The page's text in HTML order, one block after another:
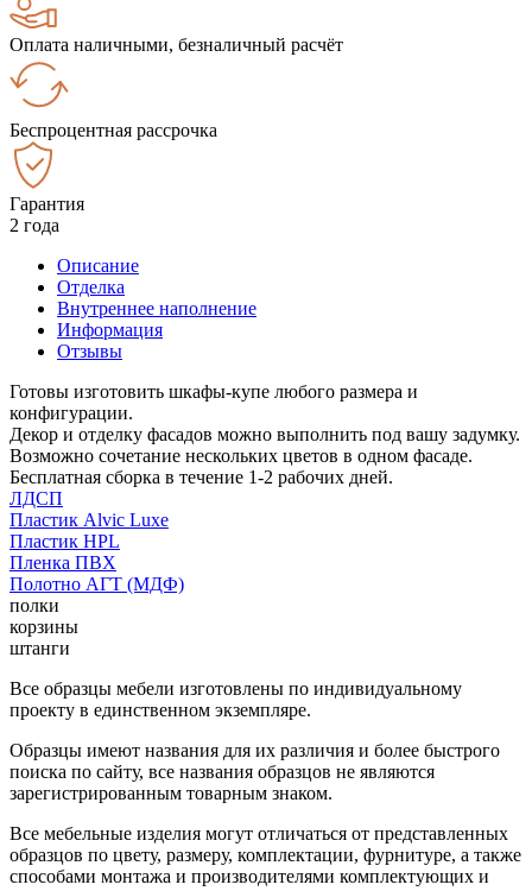
Оплата наличными, безналичный расчёт
Беспроцентная рассрочка
Гарантия
2 года
Описание
Отделка
Внутреннее наполнение
Информация
Отзывы
Готовы изготовить шкафы-купе любого размера и
конфигурации.
Декор и отделку фасадов можно выполнить под вашу задумку.
Возможно сочетание нескольких цветов в одном фасаде.
Бесплатная сборка в течение 1-2 рабочих дней.
ЛДСП
Пластик Alvic Luxe
Пластик HPL
Пленка ПВХ
Полотно АГТ (МДФ)
полки
корзины
штанги
Все образцы мебели изготовлены по индивидуальному
проекту в единственном экземпляре.
Образцы имеют названия для их различия и более быстрого
поиска по сайту, все названия образцов не являются
зарегистрированным товарным знаком.
Все мебельные изделия могут отличаться от представленных
образцов по цвету, размеру, комплектации, фурнитуре, а также
способами монтажа и производителями комплектующих и